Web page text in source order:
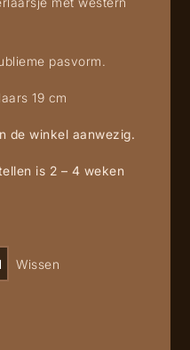
pasvorm.
19 cm
de winkel aanwezig.
is 2 – 4 weken
Wissen